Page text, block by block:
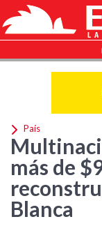
País
más de
Blanca